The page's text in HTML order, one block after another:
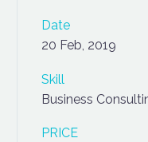
Date
20 Feb, 2019
Skill
Business
PRICE